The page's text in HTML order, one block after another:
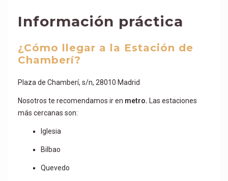
Información práctica
¿Cómo llegar a la Estación de
Chamberí?
Plaza de Chamberí, s/n, 28010 Madrid
Nosotros te recomendamos ir en metro. Las estaciones
más cercanas son:
Iglesia
Bilbao
Quevedo